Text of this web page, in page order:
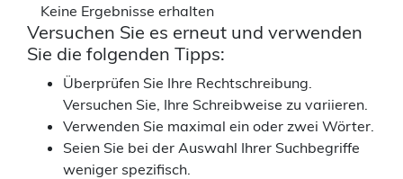
Keine Ergebnisse erhalten
Versuchen Sie es erneut und verwenden
Sie die folgenden Tipps:
Überprüfen Sie Ihre Rechtschreibung.
Versuchen Sie, Ihre Schreibweise zu variieren.
Verwenden Sie maximal ein oder zwei Wörter.
Seien Sie bei der Auswahl Ihrer Suchbegriffe
weniger spezifisch.